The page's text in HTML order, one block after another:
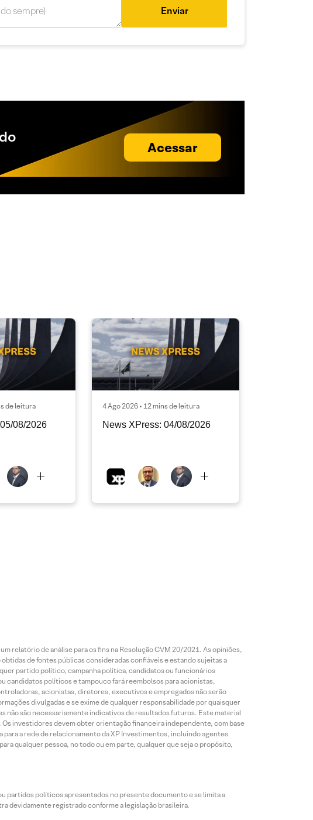
Enviar
Acessar
de leitura
08/2026
4 Ago 2026 • 12 mins de leitura
News XPress: 04/08/2026
relatório de análise para os fins na Resolução CVM 20/2021. As opiniões,
de fontes públicas consideradas confiáveis e estando sujeitas a
partido político, campanha política, candidatos ou funcionários
candidatos políticos e tampouco fará reembolsos para acionistas,
acionistas, diretores, executivos e empregados não serão
divulgadas e se exime de qualquer responsabilidade por quaisquer
não são necessariamente indicativos de resultados futuros. Este material
investidores devem obter orientação financeira independente, com base
a rede de relacionamento da XP Investimentos, incluindo agentes
qualquer pessoa, no todo ou em parte, qualquer que seja o propósito,
partidos políticos apresentados no presente documento e se limita a
devidamente registrado conforme a legislação brasileira.